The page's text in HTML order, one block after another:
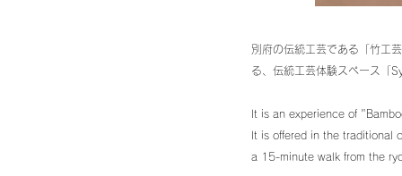
別府の伝統工芸である「竹工
る、伝統工芸体験スペース「
It is an experience of
It is offered in the traditional
a 15-minute walk from the